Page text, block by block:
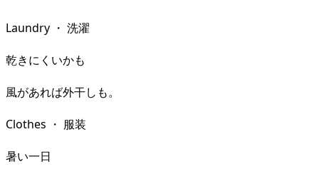
Laundry ・ 洗濯
乾きにくいかも
風があれば外干しも。
Clothes ・ 服装
暑い一日